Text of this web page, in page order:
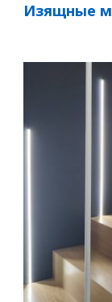
Изящные